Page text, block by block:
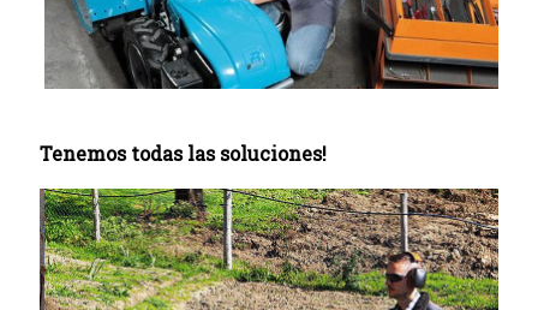
Tenemos todas las soluciones!